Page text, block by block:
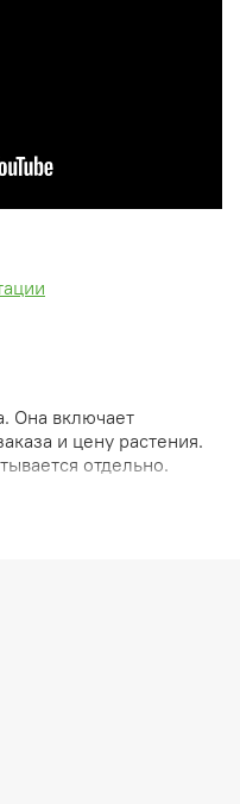
Она включает
и цену растения.
отдельно.
его
сделано
высланы
на оплату услуг и
заказ теряет силу.
сорт, а не
ниже.